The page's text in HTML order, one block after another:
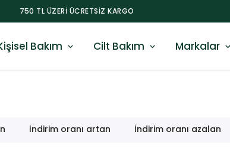
750 TL ÜZERI ÜCRETSIZ KARGO
Bakım Cilt Bakım Markalar
İndirim oranı artan İndirim oranı azalan